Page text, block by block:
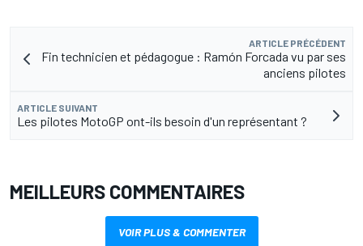
ARTICLE PRÉCÉDENT
Fin technicien et pédagogue : Ramón Forcada vu par ses
anciens pilotes
ARTICLE SUIVANT
Les pilotes MotoGP ont-ils besoin d'un représentant ?
MEILLEURS COMMENTAIRES
VOIR PLUS & COMMENTER